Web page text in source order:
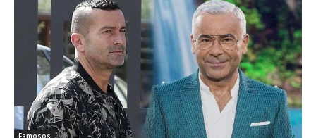
Famosos